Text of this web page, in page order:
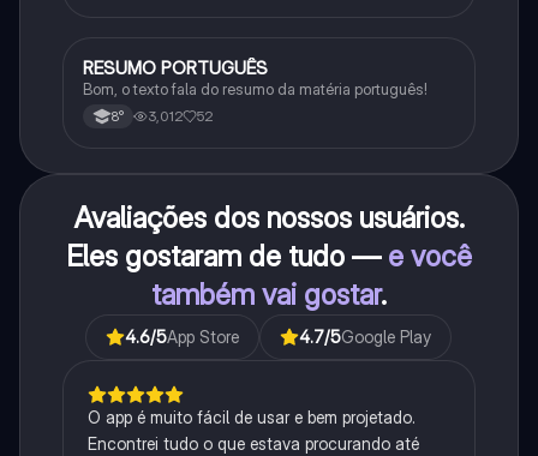
Português
RESUMO PORTUGUÊS
Bom, o texto fala do resumo da matéria português!
8° 3,012 52
Avaliações dos nossos usuários.
Eles gostaram de tudo — e você
também vai gostar.
4.6/5App Store 4.7/5Google Play
O app é muito fácil de usar e bem projetado.
Encontrei tudo o que estava procurando até